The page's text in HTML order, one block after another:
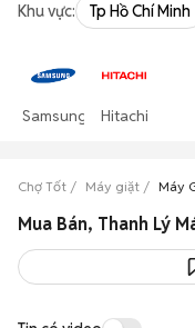
Khu vực: Tp Hồ Chí Minh
Samsung Hitachi
Chợ Tốt Máy giặt Máy